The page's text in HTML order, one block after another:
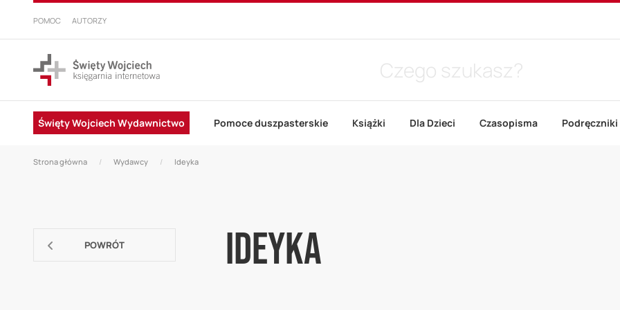
PRZEJDŹ
DO
POMOC AUTORZY
Święty Wojciech Wydawnictwo Pomoce duszpasterskie Książki Dla Dzieci Czasopisma Podręczniki
Strona główna Wydawcy Ideyka
POWRÓT Ideyka